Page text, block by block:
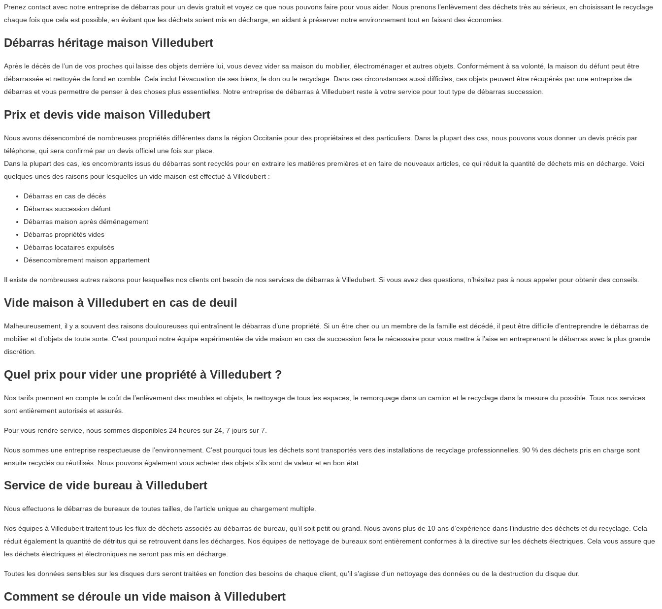
Prenez contact avec notre entreprise de débarras pour un devis gratuit et voyez ce que nous pouvons faire pour vous aider. Nous prenons l’enlèvement des déchets très au sérieux, en choisissant le recyclage
chaque fois que cela est possible, en évitant que les déchets soient mis en décharge, en aidant à préserver notre environnement tout en faisant des économies.
Débarras héritage maison Villedubert
Après le décès de l’un de vos proches qui laisse des objets derrière lui, vous devez vider sa maison du mobilier, électroménager et autres objets. Conformément à sa volonté, la maison du défunt peut être
débarrassée et nettoyée de fond en comble. Cela inclut l’évacuation de ses biens, le don ou le recyclage. Dans ces circonstances aussi difficiles, ces objets peuvent être récupérés par une entreprise de
débarras et vous permettre de penser à des choses plus essentielles. Notre entreprise de débarras à Villedubert reste à votre service pour tout type de débarras succession.
Prix et devis vide maison Villedubert
Nous avons désencombré de nombreuses propriétés différentes dans la région Occitanie pour des propriétaires et des particuliers. Dans la plupart des cas, nous pouvons vous donner un devis précis par
téléphone, qui sera confirmé par un devis officiel une fois sur place.
Dans la plupart des cas, les encombrants issus du débarras sont recyclés pour en extraire les matières premières et en faire de nouveaux articles, ce qui réduit la quantité de déchets mis en décharge. Voici
quelques-unes des raisons pour lesquelles un vide maison est effectué à Villedubert :
Débarras en cas de décès
Débarras succession défunt
Débarras maison après déménagement
Débarras propriétés vides
Débarras locataires expulsés
Désencombrement maison appartement
Il existe de nombreuses autres raisons pour lesquelles nos clients ont besoin de nos services de débarras à Villedubert. Si vous avez des questions, n’hésitez pas à nous appeler pour obtenir des conseils.
Vide maison à Villedubert en cas de deuil
Malheureusement, il y a souvent des raisons douloureuses qui entraînent le débarras d’une propriété. Si un être cher ou un membre de la famille est décédé, il peut être difficile d’entreprendre le débarras de
mobilier et d’objets de toute sorte. C’est pourquoi notre équipe expérimentée de vide maison en cas de succession fera le nécessaire pour vous mettre à l’aise en entreprenant le débarras avec la plus grande
discrétion.
Quel prix pour vider une propriété à Villedubert ?
Nos tarifs prennent en compte le coût de l’enlèvement des meubles et objets, le nettoyage de tous les espaces, le remorquage dans un camion et le recyclage dans la mesure du possible. Tous nos services
sont entièrement autorisés et assurés.
Pour vous rendre service, nous sommes disponibles 24 heures sur 24, 7 jours sur 7.
Nous sommes une entreprise respectueuse de l’environnement. C’est pourquoi tous les déchets sont transportés vers des installations de recyclage professionnelles. 90 % des déchets pris en charge sont
ensuite recyclés ou réutilisés. Nous pouvons également vous acheter des objets s’ils sont de valeur et en bon état.
Service de vide bureau à Villedubert
Nous effectuons le débarras de bureaux de toutes tailles, de l’article unique au chargement multiple.
Nos équipes à Villedubert traitent tous les flux de déchets associés au débarras de bureau, qu’il soit petit ou grand. Nous avons plus de 10 ans d’expérience dans l’industrie des déchets et du recyclage. Cela
réduit également la quantité de détritus qui se retrouvent dans les décharges. Nos équipes de nettoyage de bureaux sont entièrement conformes à la directive sur les déchets électriques. Cela vous assure que
les déchets électriques et électroniques ne seront pas mis en décharge.
Toutes les données sensibles sur les disques durs seront traitées en fonction des besoins de chaque client, qu’il s’agisse d’un nettoyage des données ou de la destruction du disque dur.
Comment se déroule un vide maison à Villedubert